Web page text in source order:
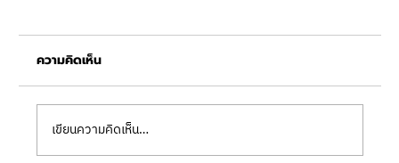
ความคิดเห็น
เขียนความคิดเห็น…